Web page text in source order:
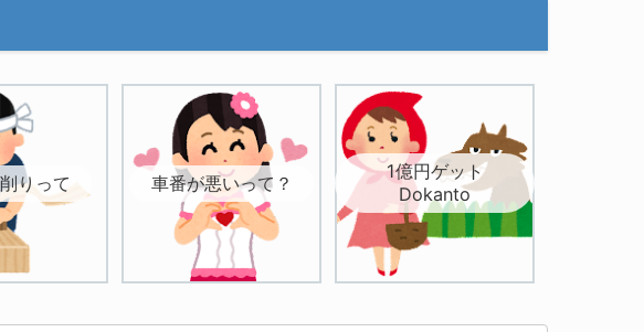
りって 車番が悪いって？
1億円ゲット
Dokanto